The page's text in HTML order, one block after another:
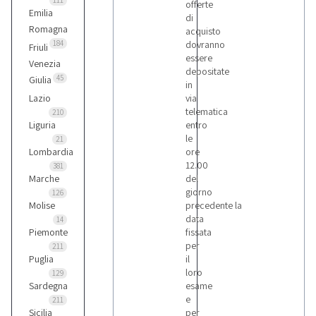
Bianco
Biesse
Bitelli
Bmw
Bobcat
Bomag
Emilia
Romagna
184
Friuli
Venezia
Giulia 45
Lazio
210
Liguria
21
Lombardia
381
Marche
126
Molise
14
Piemonte
211
Puglia
129
Sardegna
211
Sicilia
offerte
di
acquisto
dovranno
essere
depositate
in
via
telematica
entro
le
ore
12.00
del
giorno
precedente la
data
fissata
per
il
loro
esame
e
per